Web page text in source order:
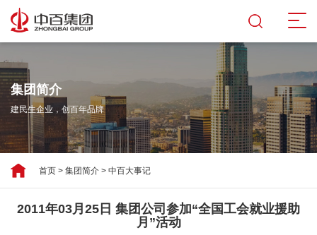
集团简介
建民生企业，创百年品牌
首页 > 集团简介 > 中百大事记
2011年03月25日 集团公司参加“全国工会就业援助
月”活动